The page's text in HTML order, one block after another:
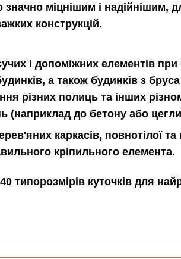
міцнішим і надійнішим,
конструкцій.
і допоміжних елементів при
а також будинків з
різних полиць та інших
(наприклад до бетону або
каркасів, повнотілої
кріпильного елемента.
типорозмірів куточків для